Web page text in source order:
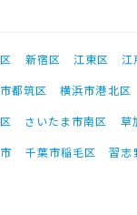
新宿区 江東区 江
都筑区 横浜市港北区
さいたま市南区 草
千葉市稲毛区 習志